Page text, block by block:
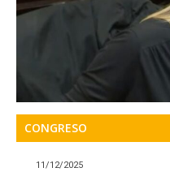
CONGRESO
11/12/2025